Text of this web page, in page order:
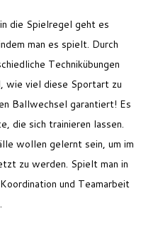
die Spielregel geht es
man es spielt. Durch
Technikübungen
wie viel diese Sportart zu
Ballwechsel garantiert! Es
die sich trainieren lassen.
wollen gelernt sein, um im
zu werden. Spielt man in
und Teamarbeit